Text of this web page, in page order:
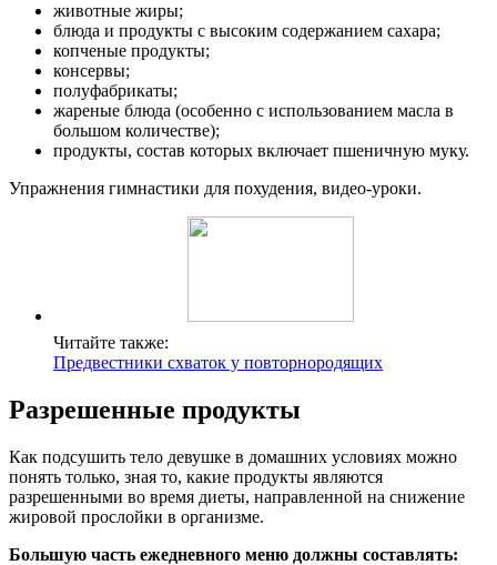
животные жиры;
блюда и продукты с высоким содержанием сахара;
копченые продукты;
консервы;
полуфабрикаты;
жареные блюда (особенно с использованием масла в
большом количестве);
продукты, состав которых включает пшеничную муку.
Упражнения гимнастики для похудения, видео-уроки.
Читайте также:
Предвестники схваток у повторнородящих
Разрешенные продукты
Как подсушить тело девушке в домашних условиях можно
понять только, зная то, какие продукты являются
разрешенными во время диеты, направленной на снижение
жировой прослойки в организме.
Большую часть ежедневного меню должны составлять: